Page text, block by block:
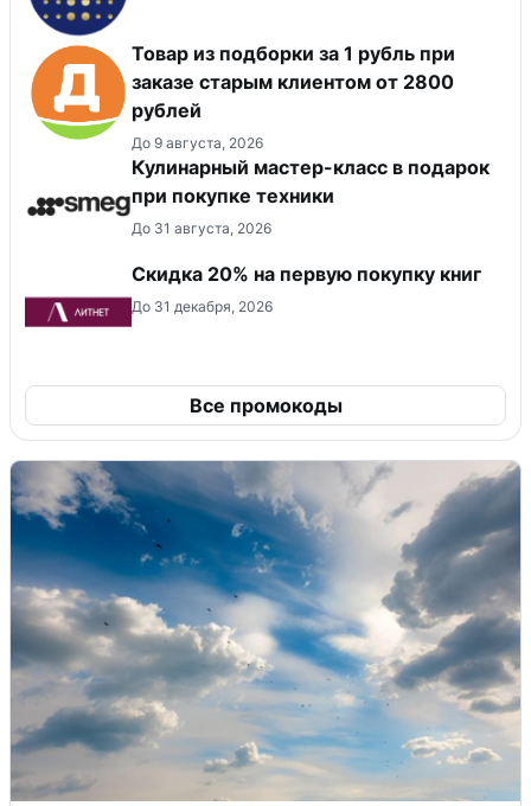
Товар из подборки за 1 рубль при
заказе старым клиентом от 2800
рублей
До 9 августа, 2026
Кулинарный мастер-класс в подарок
при покупке техники
До 31 августа, 2026
Скидка 20% на первую покупку книг
До 31 декабря, 2026
Все промокоды